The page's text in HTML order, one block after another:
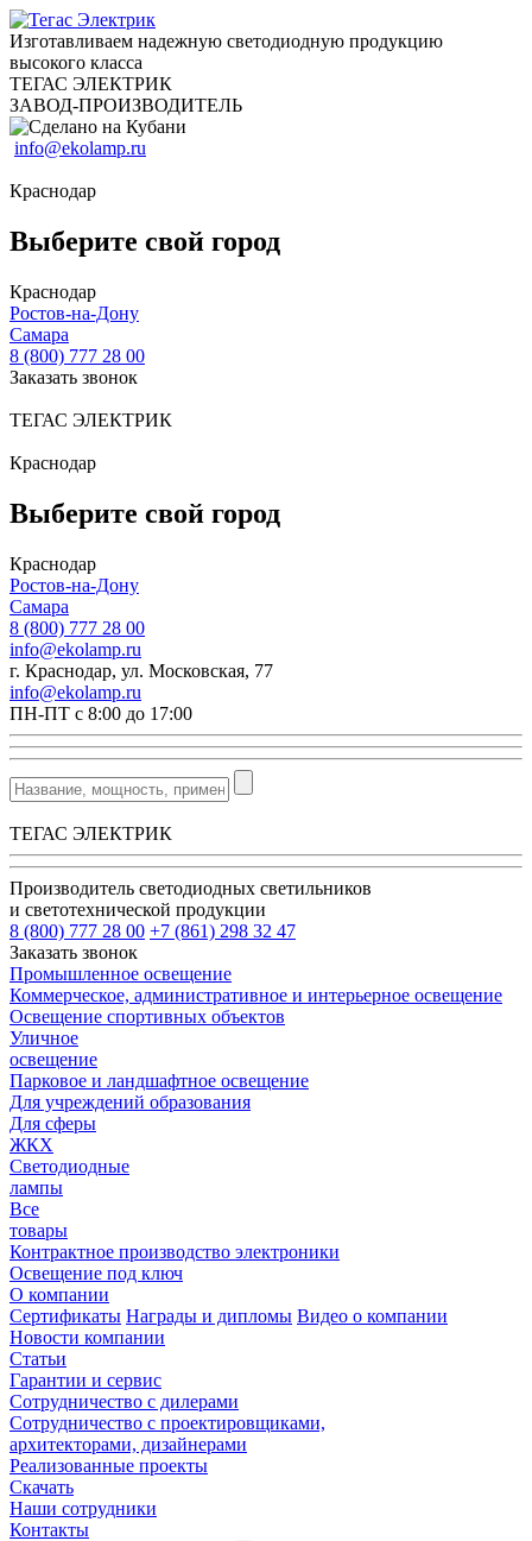
Изготавливаем надежную светодиодную продукцию
высокого класса
ТЕГАС ЭЛЕКТРИК
ЗАВОД-ПРОИЗВОДИТЕЛЬ
info@ekolamp.ru
Краснодар
Выберите свой город
Краснодар
Ростов-на-Дону
Самара
8 (800) 777 28 00
Заказать звонок
ТЕГАС ЭЛЕКТРИК
Краснодар
Выберите свой город
Краснодар
Ростов-на-Дону
Самара
8 (800) 777 28 00
info@ekolamp.ru
г. Краснодар, ул. Московская, 77
info@ekolamp.ru
ПН-ПТ с 8:00 до 17:00
ТЕГАС ЭЛЕКТРИК
Производитель светодиодных светильников
и светотехнической продукции
8 (800) 777 28 00 +7 (861) 298 32 47
Заказать звонок
Промышленное освещение
Коммерческое, административное и интерьерное освещение
Освещение спортивных объектов
Уличное
освещение
Парковое и ландшафтное освещение
Для учреждений образования
Для сферы
ЖКХ
Светодиодные
лампы
Все
товары
Контрактное производство электроники
Освещение под ключ
О компании
Сертификаты Награды и дипломы Видео о компании
Новости компании
Статьи
Гарантии и сервис
Сотрудничество с дилерами
Сотрудничество с проектировщиками,
архитекторами, дизайнерами
Реализованные проекты
Скачать
Наши сотрудники
Контакты